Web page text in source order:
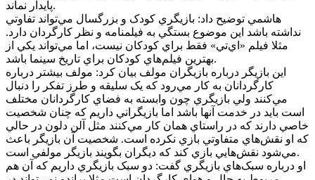
پايدار نماند.
هاشمي توضيح داد: بازيگري کودک و بزرگسال مي‌تواند تفاوتي
نداشته باشد اين موضوع بستگي به فيلمنامه و نظر کارگردان دارد.
مثلا فيلم «اي‌تي» فقط براي کودکان نيست، اما مي‌تواند يکي از
بهترين فيلم‌هاي کودکان براي تاريخ سينما باشد.
اين بازيگر درباره بازيگران مولف بيان کرد: مولف بيشتر درباره
کارگردانان به کار مي‌رود که يک سليقه و طرز تفکر را دنبال
مي‌کنند ولي بازيگري چون وابسته به فضاي کارگردانان مختلف
است بايد در خدمت آنها باشد اما بازيگراني داريم که چنان شخصيت
خاصي دارند که در راستاي همان کار مي‌کنند مثل آلن دلون در حالي
که او نقش‌هاي متفاوتي بازي نکرده است. شخصيت آن بازيگر باعث
مي‌شود نقش‌هايي بازي کند که ديگران بگويند بازيگر مولفي است.
او درباره سبک‌هاي بازيگري گفت: دو سبک بازيگري داريم که آن هم